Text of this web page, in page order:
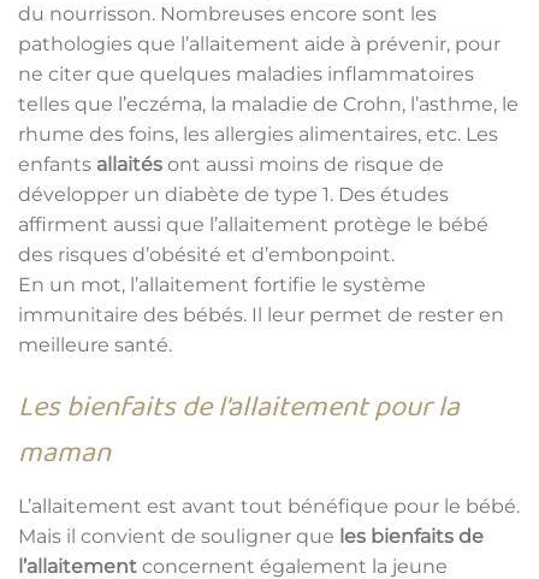
du nourrisson. Nombreuses encore sont les
pathologies que l’allaitement aide à prévenir, pour
ne citer que quelques maladies inflammatoires
telles que l’eczéma, la maladie de Crohn, l’asthme, le
rhume des foins, les allergies alimentaires, etc. Les
enfants allaités ont aussi moins de risque de
développer un diabète de type 1. Des études
affirment aussi que l’allaitement protège le bébé
des risques d’obésité et d’embonpoint.
En un mot, l’allaitement fortifie le système
immunitaire des bébés. Il leur permet de rester en
meilleure santé.
Les bienfaits de l’allaitement pour la
maman
L’allaitement est avant tout bénéfique pour le bébé.
Mais il convient de souligner que les bienfaits de
l’allaitement concernent également la jeune